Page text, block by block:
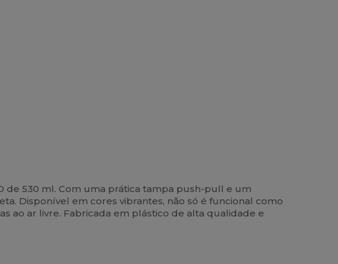
530 ml. Com uma prática tampa push-pull e um
Disponível em cores vibrantes, não só é funcional como
ao ar livre. Fabricada em plástico de alta qualidade e